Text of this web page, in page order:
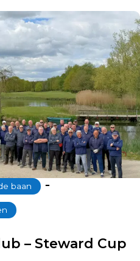
baan ‐
– Steward Cup